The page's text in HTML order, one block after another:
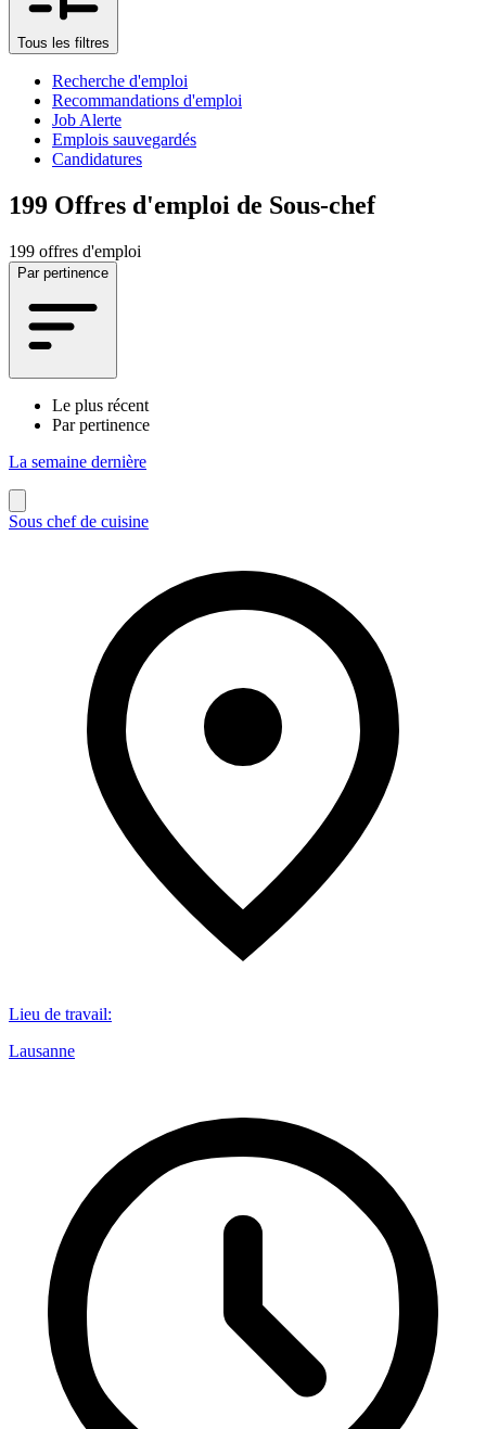
Tous les filtres
Recherche d'emploi
Recommandations d'emploi
Job Alerte
Emplois sauvegardés
Candidatures
199 Offres d'emploi de Sous-chef
199 offres d'emploi
Par pertinence
Le plus récent
Par pertinence
La semaine dernière
Sous chef de cuisine
Lieu de travail:
Lausanne